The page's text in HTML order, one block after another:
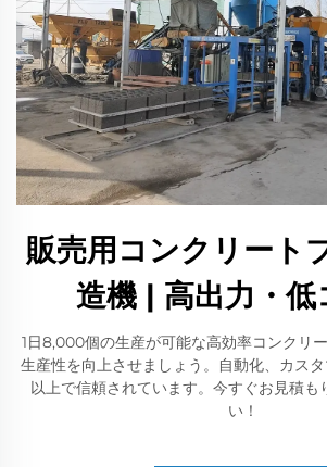
販売用コンクリート
造機 | 高出力・低
1日8,000個の生産が可能な高効率コンクリ
生産性を向上させましょう。自動化、カス
以上で信頼されています。今すぐお見積も
い！